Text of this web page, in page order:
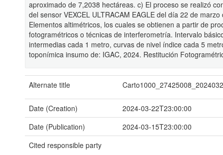
aproximado de 7,2038 hectáreas. c) El proceso se realizó
del sensor VEXCEL ULTRACAM EAGLE del día 22 de
Elementos altimétricos, los cuales se obtienen a partir de
fotogramétricos o técnicas de interferometría. Intervalo
intermedias cada 1 metro, curvas de nivel índice cada 5
toponímica insumo de: IGAC, 2024. Restitución
Alternate title
Date (Creation)
2024-03-22T23:00:00
Date (Publication)
2024-03-15T23:00:00
Cited responsible party